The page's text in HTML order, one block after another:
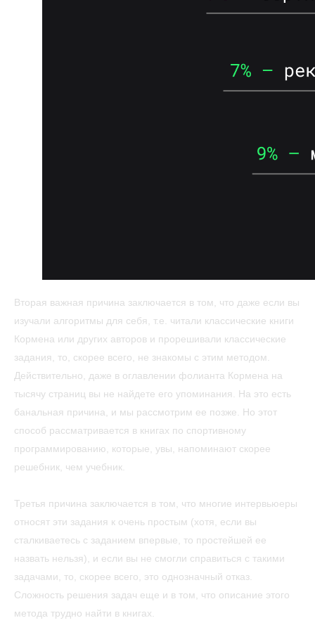
Вторая важная причина заключается в том, что даже если вы
изучали алгоритмы для себя, т.е. читали классические книги
Кормена или других авторов и прорешивали классические
задания, то, скорее всего, не знакомы с этим методом.
Действительно, даже в оглавлении фолианта Кормена на
тысячу страниц вы не найдете его упоминания. На это есть
банальная причина, и мы рассмотрим ее позже. Но этот
способ рассматривается в книгах по спортивному
программированию, которые, увы, напоминают скорее
решебник, чем учебник.
Третья причина заключается в том, что многие интервьюеры
относят эти задания к очень простым (хотя, если вы
сталкиваетесь с заданием впервые, то простейшей ее
назвать нельзя), и если вы не смогли справиться с такими
задачами, то, скорее всего, это однозначный отказ.
Сложность решения задач еще и в том, что описание этого
метода трудно найти в книгах.